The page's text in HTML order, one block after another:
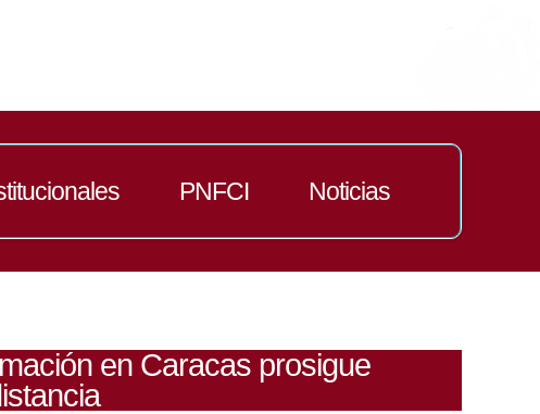
PNFCI Noticias
en Caracas prosigue